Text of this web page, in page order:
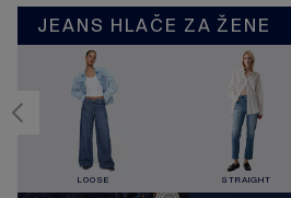
JEANS HLAČE ZA ŽENE
LOOSE STRAIGHT